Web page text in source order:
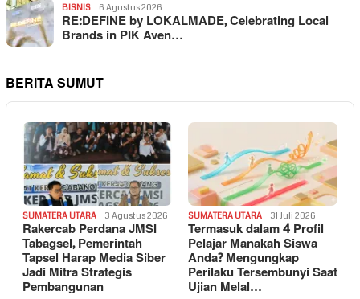
BISNIS 6 Agustus 2026
RE:DEFINE by LOKALMADE, Celebrating Local
Brands in PIK Aven…
BERITA SUMUT
SUMATERA UTARA 3 Agustus 2026
Rakercab Perdana JMSI
Tabagsel, Pemerintah
Tapsel Harap Media Siber
Jadi Mitra Strategis
Pembangunan
SUMATERA UTARA 31 Juli 2026
Termasuk dalam 4 Profil
Pelajar Manakah Siswa
Anda? Mengungkap
Perilaku Tersembunyi Saat
Ujian Melal…